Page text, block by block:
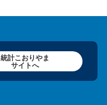
統計こおりやま
サイトへ